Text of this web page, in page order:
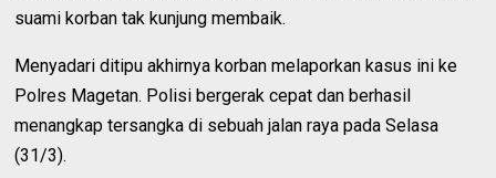
suami korban tak kunjung membaik.
Menyadari ditipu akhirnya korban melaporkan kasus ini ke
Polres Magetan. Polisi bergerak cepat dan berhasil
menangkap tersangka di sebuah jalan raya pada Selasa
(31/3).